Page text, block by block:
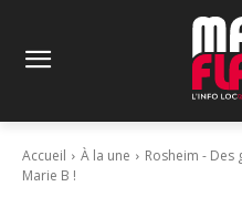
Accueil À la une
Rosheim - Des
Marie B !